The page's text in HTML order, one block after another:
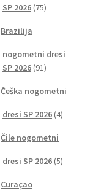
SP 2026 7575
Brazilija
nogometni dresi
SP 2026 9191
Češka nogometni
dresi SP 2026 44
Čile nogometni
dresi SP 2026 55
Curaçao